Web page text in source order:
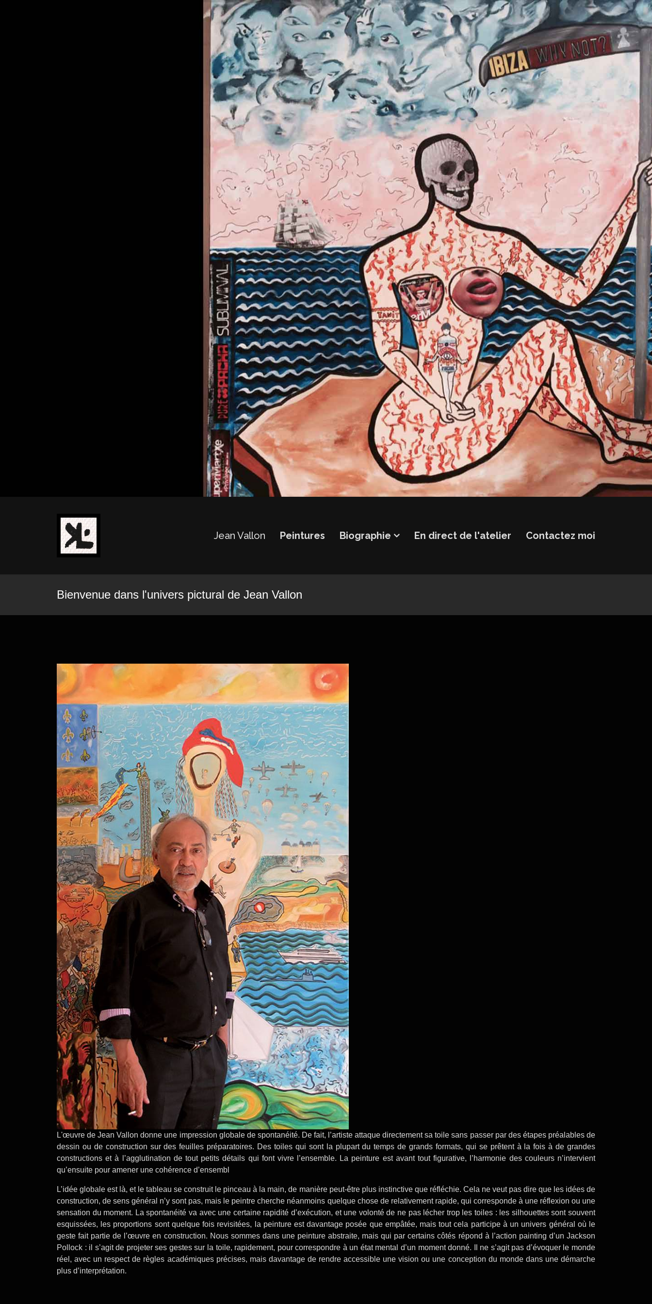
Jean Vallon Peintures Biographie En direct de l'atelier Contactez moi
Bienvenue dans l'univers pictural de Jean Vallon
L'œuvre de Jean Vallon donne une impression globale de spontanéité. De fait, l’artiste attaque directement sa toile sans passer par des étapes préalables de
dessin ou de construction sur des feuilles préparatoires. Des toiles qui sont la plupart du temps de grands formats, qui se prêtent à la fois à de grandes
constructions et à l’agglutination de tout petits détails qui font vivre l’ensemble. La peinture est avant tout figurative, l’harmonie des couleurs n’intervient
qu’ensuite pour amener une cohérence d’ensembl
L’idée globale est là, et le tableau se construit le pinceau à la main, de manière peut-être plus instinctive que réfléchie. Cela ne veut pas dire que les idées de
construction, de sens général n’y sont pas, mais le peintre cherche néanmoins quelque chose de relativement rapide, qui corresponde à une réflexion ou une
sensation du moment. La spontanéité va avec une certaine rapidité d’exécution, et une volonté de ne pas lécher trop les toiles : les silhouettes sont souvent
esquissées, les proportions sont quelque fois revisitées, la peinture est davantage posée que empâtée, mais tout cela participe à un univers général où le
geste fait partie de l’œuvre en construction. Nous sommes dans une peinture abstraite, mais qui par certains côtés répond à l’action painting d’un Jackson
Pollock : il s’agit de projeter ses gestes sur la toile, rapidement, pour correspondre à un état mental d’un moment donné. Il ne s’agit pas d’évoquer le monde
réel, avec un respect de règles académiques précises, mais davantage de rendre accessible une vision ou une conception du monde dans une démarche
plus d’interprétation.